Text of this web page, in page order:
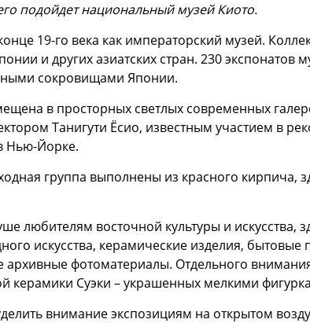
подойдет национальный музей Киото.
19-го века как императорский музей.
и других азиатских стран. 230 экспонатов
сокровищами Японии.
в просторных светлых современных
Танигути Ёсио, известным участием в
Нью-Йорке.
группа выполнены из красного кирпича,
любителям восточной культуры и искусства,
искусства, керамические изделия,
архивные фотоматериалы. Отдельного
керамики Суэки – украшенных мелкими
внимание экспозициям на открытом